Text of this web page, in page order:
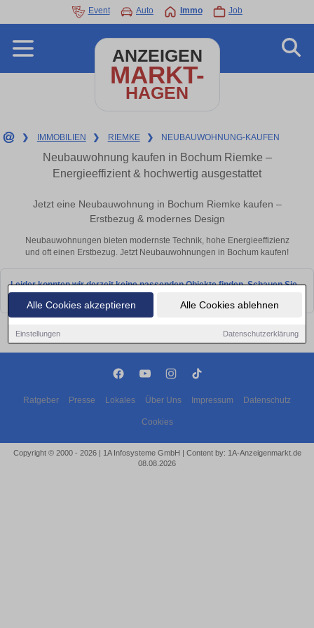
Alle Cookies akzeptieren Alle Cookies ablehnen
Einstellungen Datenschutzerklärung
Event Auto Immo Job
ANZEIGEN
MARKT-
HAGEN
❯ IMMOBILIEN ❯ RIEMKE ❯ NEUBAUWOHNUNG-KAUFEN
Neubauwohnung kaufen in Bochum Riemke –
Energieeffizient & hochwertig ausgestattet
Jetzt eine Neubauwohnung in Bochum Riemke kaufen –
Erstbezug & modernes Design
Neubauwohnungen bieten modernste Technik, hohe Energieeffizienz
und oft einen Erstbezug. Jetzt Neubauwohnungen in Bochum kaufen!
Leider konnten wir derzeit keine passenden Objekte finden. Schauen Sie
Ratgeber Presse Lokales Über Uns Impressum Datenschutz
Cookies
Copyright © 2000 - 2026 | 1A Infosysteme GmbH | Content by: 1A-Anzeigenmarkt.de
08.08.2026